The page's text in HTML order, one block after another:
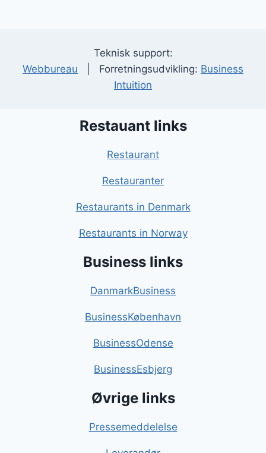
Teknisk support:
Webbureau | Forretningsudvikling: Business
Intuition
Restauant links
Restaurant
Restauranter
Restaurants in Denmark
Restaurants in Norway
Business links
DanmarkBusiness
BusinessKøbenhavn
BusinessOdense
BusinessEsbjerg
Øvrige links
Pressemeddelelse